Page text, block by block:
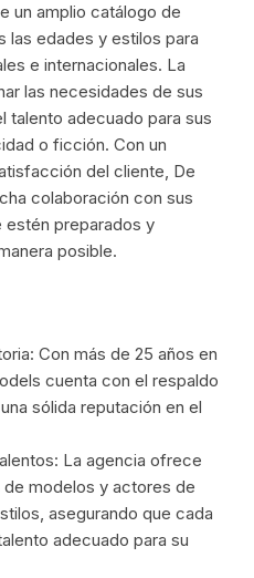
un amplio catálogo de
las edades y estilos para
e internacionales. La
las necesidades de sus
talento adecuado para sus
o ficción. Con un
del cliente, De
colaboración con sus
estén preparados y
posible.
Con más de 25 años en
cuenta con el respaldo
sólida reputación en el
La agencia ofrece
de modelos y actores de
asegurando que cada
adecuado para su